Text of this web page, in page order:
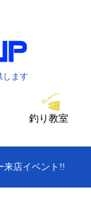
します
釣り教室
来店イベント!!